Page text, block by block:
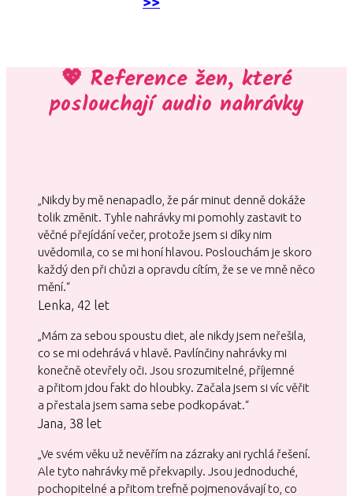
💖 Reference žen, které
poslouchají audio nahrávky
„Nikdy by mě nenapadlo, že pár minut denně dokáže
tolik změnit. Tyhle nahrávky mi pomohly zastavit to
věčné přejídání večer, protože jsem si díky nim
uvědomila, co se mi honí hlavou. Poslouchám je skoro
každý den při chůzi a opravdu cítím, že se ve mně něco
mění.“
Lenka, 42 let
„Mám za sebou spoustu diet, ale nikdy jsem neřešila,
co se mi odehrává v hlavě. Pavlínčiny nahrávky mi
konečně otevřely oči. Jsou srozumitelné, příjemné
a přitom jdou fakt do hloubky. Začala jsem si víc věřit
a přestala jsem sama sebe podkopávat.“
Jana, 38 let
„Ve svém věku už nevěřím na zázraky ani rychlá řešení.
Ale tyto nahrávky mě překvapily. Jsou jednoduché,
pochopitelné a přitom trefně pojmenovávají to, co